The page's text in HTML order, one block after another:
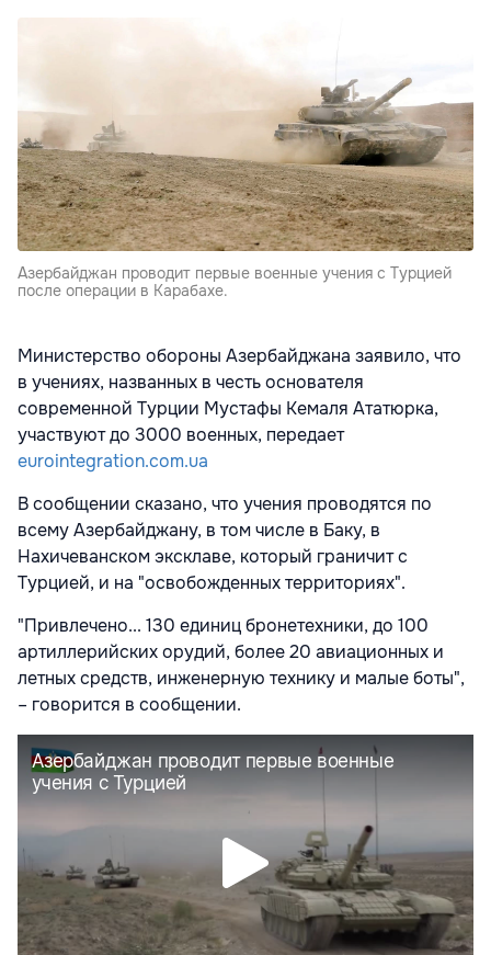
Азербайджан проводит первые военные учения с Турцией
после операции в Карабахе.
Министерство обороны Азербайджана заявило, что
в учениях, названных в честь основателя
современной Турции Мустафы Кемаля Ататюрка,
участвуют до 3000 военных, передает
eurointegration.com.ua
В сообщении сказано, что учения проводятся по
всему Азербайджану, в том числе в Баку, в
Нахичеванском эксклаве, который граничит с
Турцией, и на "освобожденных территориях".
"Привлечено... 130 единиц бронетехники, до 100
артиллерийских орудий, более 20 авиационных и
летных средств, инженерную технику и малые боты",
– говорится в сообщении.